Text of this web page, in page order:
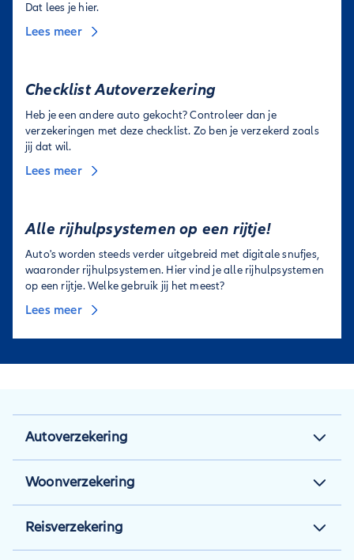
Dat lees je hier.
Lees meer
Checklist Autoverzekering
Heb je een andere auto gekocht? Controleer dan je
verzekeringen met deze checklist. Zo ben je verzekerd zoals
jij dat wil.
Lees meer
Alle rijhulpsystemen op een rijtje!
Auto's worden steeds verder uitgebreid met digitale snufjes,
waaronder rijhulpsystemen. Hier vind je alle rijhulpsystemen
op een rijtje. Welke gebruik jij het meest?
Lees meer
Autoverzekering
Autoverzekering
Autoverzekering berekenen
Autotips
Woonverzekering
Woonverzekering
Aansprakelijkheidsverzekering
Reisverzekering